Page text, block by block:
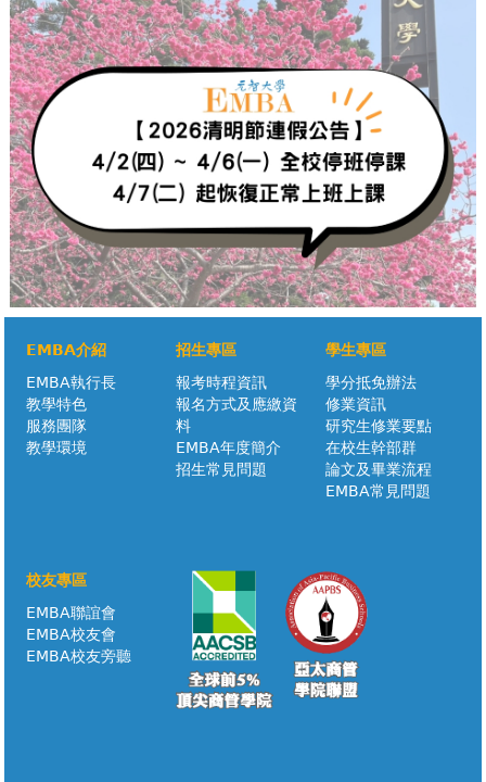
EMBA介紹
EMBA執行長
教學特色
服務團隊
教學環境
招生專區
報考時程資訊
報名方式及應繳資
料
EMBA年度簡介
招生常見問題
學生專區
學分抵免辦法
修業資訊
研究生修業要點
在校生幹部群
論文及畢業流程
EMBA常見問題
校友專區
EMBA聯誼會
EMBA校友會
EMBA校友旁聽